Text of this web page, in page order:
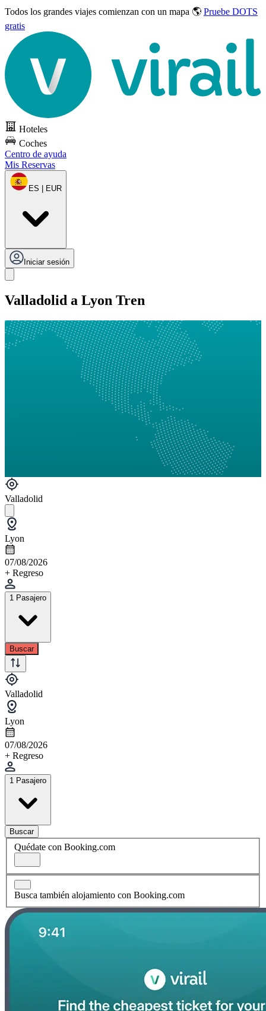
Todos los grandes viajes comienzan con un mapa 🌎 Pruebe DOTS
gratis
Hoteles
Coches
Centro de ayuda
Mis Reservas
ES | EUR
Iniciar sesión
Valladolid a Lyon Tren
Valladolid
Lyon
07/08/2026
+ Regreso
1 Pasajero
Buscar
Valladolid
Lyon
07/08/2026
+ Regreso
1 Pasajero
Buscar
Quédate con Booking.com
Busca también alojamiento con Booking.com